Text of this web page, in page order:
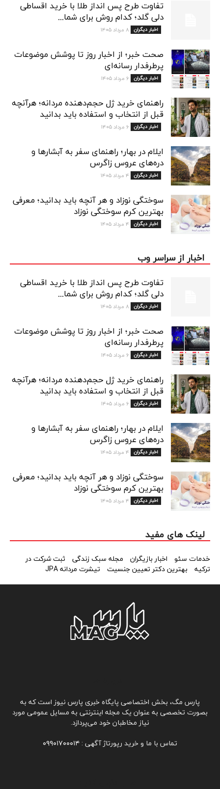
تفاوت طرح پس انداز طلا با خرید اقساطی
دلی گلد؛ کدام روش برای شما...
اخبار دیگران ۸ مرداد ۱۴۰۵
صحت خبر؛ از اخبار روز تا پوشش موضوعات
پرطرفدار رسانه‌ای
اخبار دیگران ۶ مرداد ۱۴۰۵
راهنمای خرید ژل حجم‌دهنده مردانه؛ هرآنچه
قبل از انتخاب و استفاده باید بدانید
اخبار دیگران ۶ مرداد ۱۴۰۵
ایلام در بهار؛ راهنمای سفر به آبشارها و
دره‌های عروس زاگرس
اخبار دیگران ۴ مرداد ۱۴۰۵
سوختگی نوزاد و هر آنچه باید بدانید؛ معرفی
بهترین کرم سوختگی نوزاد
اخبار دیگران ۴ مرداد ۱۴۰۵
اخبار از سراسر وب
تفاوت طرح پس انداز طلا با خرید اقساطی
دلی گلد؛ کدام روش برای شما...
اخبار دیگران ۸ مرداد ۱۴۰۵
صحت خبر؛ از اخبار روز تا پوشش موضوعات
پرطرفدار رسانه‌ای
اخبار دیگران ۶ مرداد ۱۴۰۵
راهنمای خرید ژل حجم‌دهنده مردانه؛ هرآنچه
قبل از انتخاب و استفاده باید بدانید
اخبار دیگران ۶ مرداد ۱۴۰۵
ایلام در بهار؛ راهنمای سفر به آبشارها و
دره‌های عروس زاگرس
اخبار دیگران ۴ مرداد ۱۴۰۵
سوختگی نوزاد و هر آنچه باید بدانید؛ معرفی
بهترین کرم سوختگی نوزاد
اخبار دیگران ۴ مرداد ۱۴۰۵
لینک های مفید
خدمات سئو اخبار بازیگران مجله سبک زندگی
ثبت شرکت در
ترکیه
بهترین دکتر تعیین جنسیت تیشرت مردانه JPA
پارس مگ، بخش اختصاصی پایگاه خبری پارس نیوز است که به
بصورت تخصصی به عنوان یک مجله اینترنتی به مسايل عمومی مورد
نیاز مخاطبان خود می‌پردازد.
تماس با ما و خرید رپورتاژ آگهی : ۰۹۹۰۱۷۰۰۰۱۴